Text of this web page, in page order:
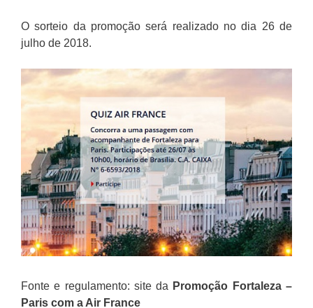
O sorteio da promoção será realizado no dia 26 de
julho de 2018.
Fonte e regulamento: site da Promoção Fortaleza –
Paris com a Air France